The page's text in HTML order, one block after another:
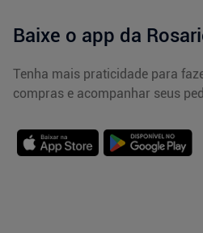
Baixe o app da
Tenha mais praticidade para
compras e acompanhar seus